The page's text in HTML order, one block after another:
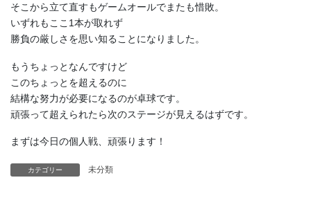
そこから立て直すもゲームオールでまたも惜敗。
いずれもここ1本が取れず
勝負の厳しさを思い知ることになりました。
もうちょっとなんですけど
このちょっとを超えるのに
結構な努力が必要になるのが卓球です。
頑張って超えられたら次のステージが見えるはずです。
まずは今日の個人戦、頑張ります！
カテゴリー 未分類